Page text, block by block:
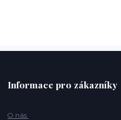
Informace pro zákazníky
O nás